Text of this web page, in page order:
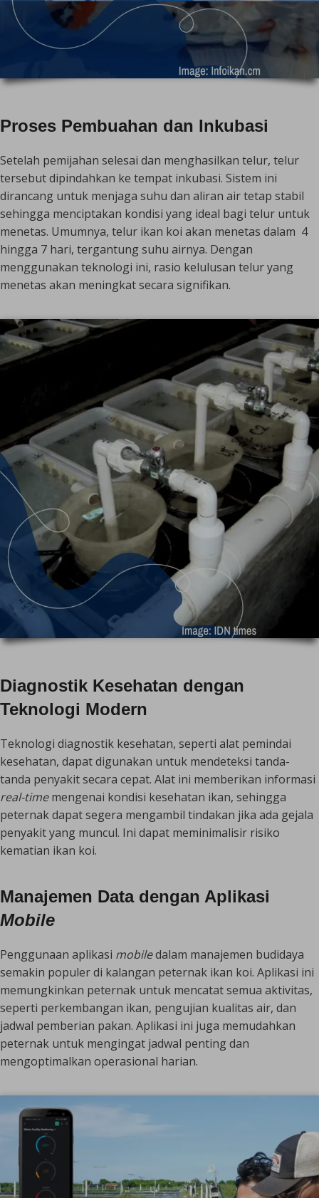
Proses Pembuahan dan Inkubasi
Setelah pemijahan selesai dan menghasilkan telur, telur
tersebut dipindahkan ke tempat inkubasi. Sistem ini
dirancang untuk menjaga suhu dan aliran air tetap stabil
sehingga menciptakan kondisi yang ideal bagi telur untuk
menetas. Umumnya, telur ikan koi akan menetas dalam 4
hingga 7 hari, tergantung suhu airnya. Dengan
menggunakan teknologi ini, rasio kelulusan telur yang
menetas akan meningkat secara signifikan.
Diagnostik Kesehatan dengan
Teknologi Modern
Teknologi diagnostik kesehatan, seperti alat pemindai
kesehatan, dapat digunakan untuk mendeteksi tanda-
tanda penyakit secara cepat. Alat ini memberikan informasi
real-timemengenai kondisi kesehatan ikan, sehingga
peternak dapat segera mengambil tindakan jika ada gejala
penyakit yang muncul. Ini dapat meminimalisir risiko
kematian ikan koi.
Manajemen Data dengan Aplikasi
Mobile
Penggunaan aplikasi mobiledalam manajemen budidaya
semakin populer di kalangan peternak ikan koi. Aplikasi ini
memungkinkan peternak untuk mencatat semua aktivitas,
seperti perkembangan ikan, pengujian kualitas air, dan
jadwal pemberian pakan. Aplikasi ini juga memudahkan
peternak untuk mengingat jadwal penting dan
mengoptimalkan operasional harian.